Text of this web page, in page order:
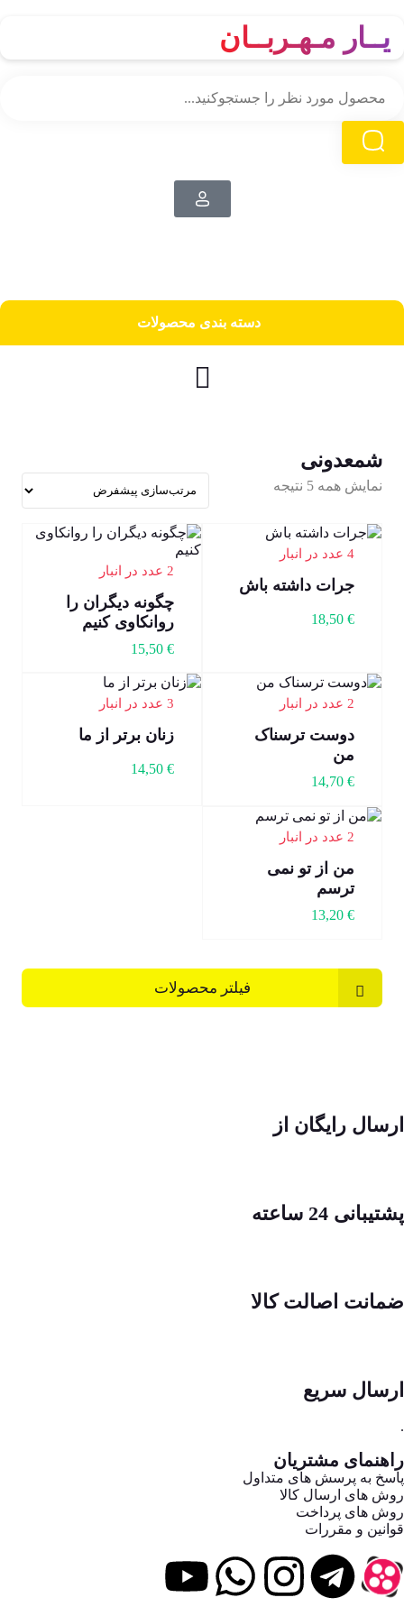
یــار مـهـربــان
دسته‌ بندی محصولات
شمعدونی
نمایش همه 5 نتیجه
4 عدد در انبار
جرات داشته باش
18,50 €
2 عدد در انبار
چگونه دیگران را
روانکاوی کنیم
15,50€
2 عدد در انبار
دوست ترسناک
من
14,70 €
3 عدد در انبار
زنان برتر از ما
14,50€
2 عدد در انبار
من از تو نمی
ترسم
13,20 €
فیلتر محصولات
ارسال رایگان از
پشتیبانی 24 ساعته
ضمانت اصالت کالا
ارسال سریع
.
راهنمای مشتریان
پاسخ به پرسش های متداول
روش های ارسال کالا
روش های پرداخت
قوانین و مقررات